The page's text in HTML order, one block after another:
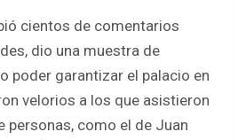
cientos de comentarios
dio una muestra de
poder garantizar el palacio en
velorios a los que asistieron
personas, como el de Juan